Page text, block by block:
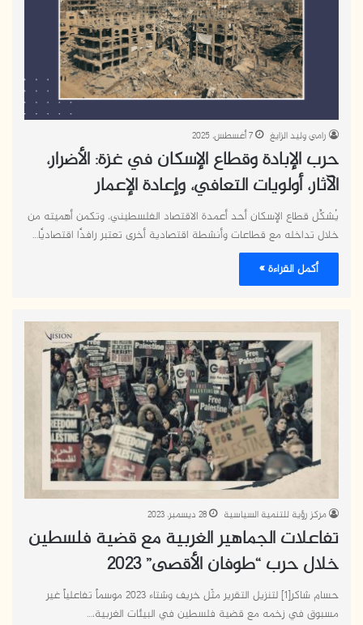
رامي وليد الزايغ 7 أغسطس، 2025
حرب الإبادة وقطاع الإسكان في غزة: الأضرار،
الآثار، أولويات التعافي، وإعادة الإعمار
يُشكِّل قطاع الإسكان أحد أعمدة الاقتصاد الفلسطيني، وتكمن أهميته من
خلال تداخله مع قطاعات وأنشطة اقتصادية أخرى تعتبر رافدًا اقتصاديًا…
أكمل القراءة »
مركز رؤية للتنمية السياسية 28 ديسمبر، 2023
تفاعلات الجماهير الغربية مع قضية فلسطين
خلال حرب “طوفان الأقصى” 2023
حسام شاكر[1] لتنزيل التقرير مثّل خريف وشتاء 2023 موسماً تفاعلياً غير
مسبوق في زخمه مع قضية فلسطين في البيئات الغربية،…